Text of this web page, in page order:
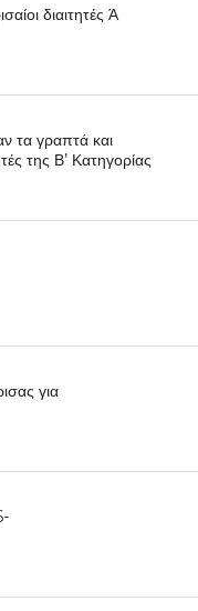
διαιτητές Ά
τα γραπτά και
της Β’ Κατηγορίας
για